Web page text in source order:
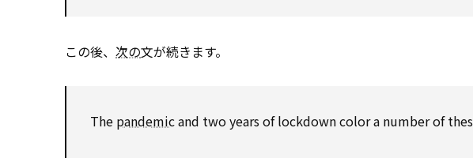
この後、 次の文が続きます。
The pandemicand two years of lockdown color a number of